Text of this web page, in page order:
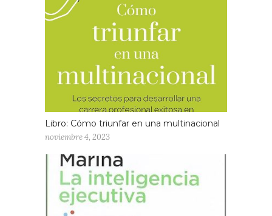
Libro: Cómo triunfar en una multinacional
noviembre 4, 2023